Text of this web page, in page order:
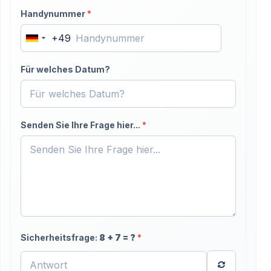
Handynummer *
Germany
+49
+49
Für welches Datum?
Senden Sie Ihre Frage hier... *
Sicherheitsfrage: 8 + 7 = ? *